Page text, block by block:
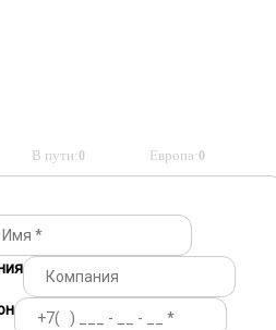
В пути:0 Европа:0